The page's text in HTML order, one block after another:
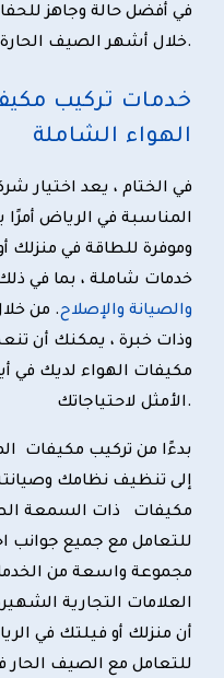
في أفضل حالة وجاهز
خلال أشهر الصيف الحارة.
خدمات تركيب
الهواء الشاملة
في الختام ، يعد اختيار
المناسبة في الرياض أمرًا
وموفرة للطاقة في
خدمات شاملة ، بما في
والصيانة والإصلاح. من
وذات خبرة ، يمكنك أن
مكيفات الهواء لديك في
الأمثل لاحتياجاتك.
بدءًا من تركيب مكيفات
إلى تنظيف نظامك
مكيفات ذات السمعة
للتعامل مع جميع جوانب
مجموعة واسعة من
العلامات التجارية
أن منزلك أو فيلتك في
للتعامل مع الصيف الحار